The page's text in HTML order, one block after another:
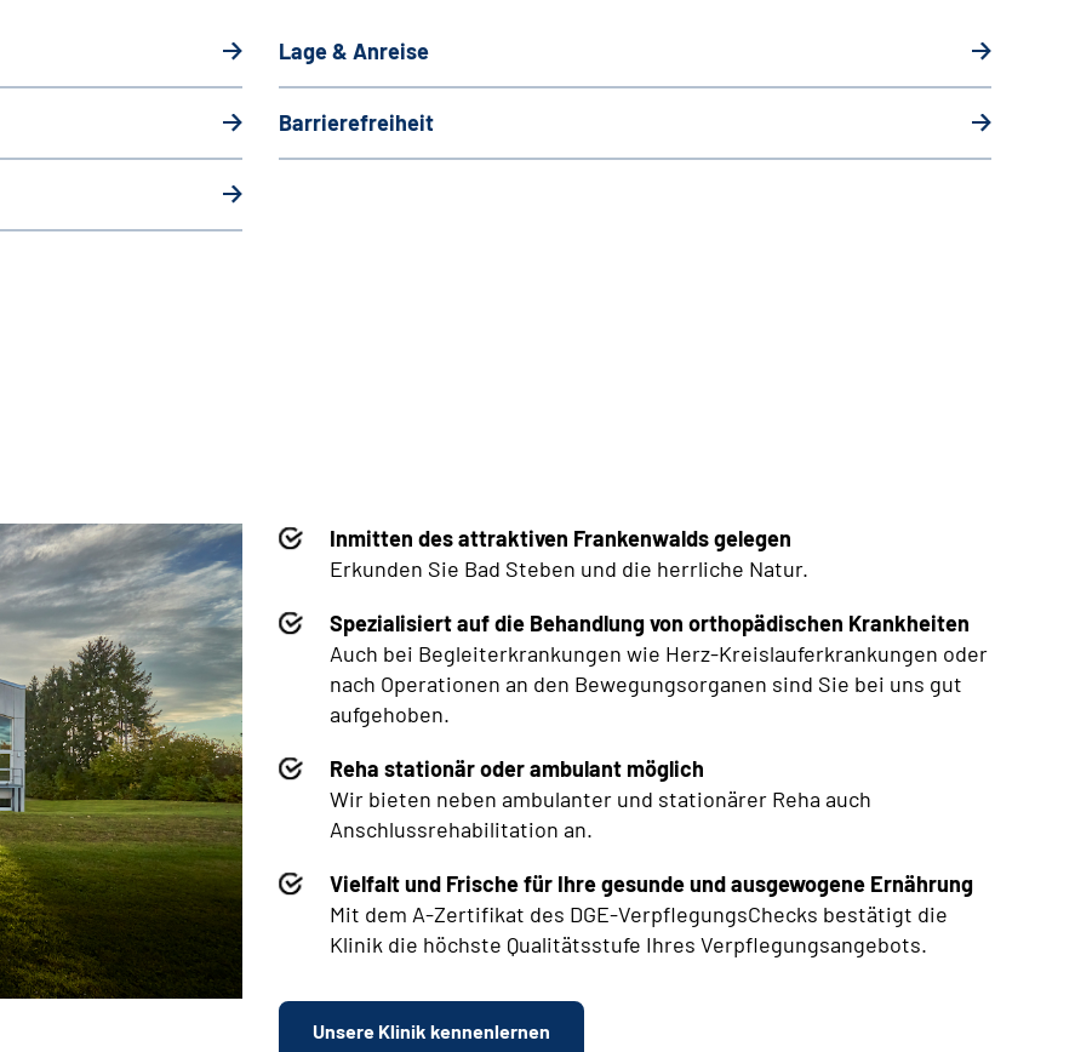
Lage & Anreise
Barrierefreiheit
Inmitten des attraktiven Frankenwalds gelegen
Erkunden Sie Bad Steben und die herrliche Natur.
Spezialisiert auf die Behandlung von orthopädischen Krankheiten
Auch bei Begleiterkrankungen wie Herz-Kreislauferkrankungen oder
nach Operationen an den Bewegungsorganen sind Sie bei uns gut
aufgehoben.
Reha stationär oder ambulant möglich
Wir bieten neben ambulanter und stationärer Reha auch
Anschlussrehabilitation an.
Vielfalt und Frische für Ihre gesunde und ausgewogene Ernährung
Mit dem A-Zertifikat des DGE-VerpflegungsChecks bestätigt die
Klinik die höchste Qualitätsstufe Ihres Verpflegungsangebots.
Unsere Klinik kennenlernen